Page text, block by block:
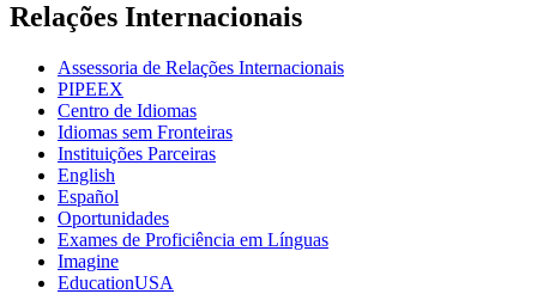
Relações Internacionais
Assessoria de Relações Internacionais
PIPEEX
Centro de Idiomas
Idiomas sem Fronteiras
Instituições Parceiras
English
Español
Oportunidades
Exames de Proficiência em Línguas
Imagine
EducationUSA